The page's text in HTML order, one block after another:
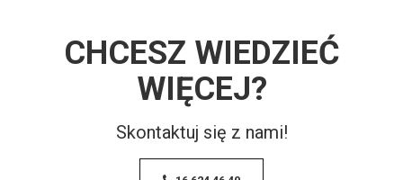
CHCESZ WIEDZIEĆ
WIĘCEJ?
Skontaktuj się z nami!